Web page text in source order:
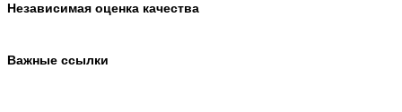
Независимая оценка качества
Важные ссылки